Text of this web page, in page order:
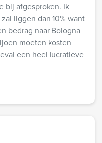
bij afgesproken. Ik
liggen dan 10% want
bedrag naar Bologna
moeten kosten
een heel lucratieve